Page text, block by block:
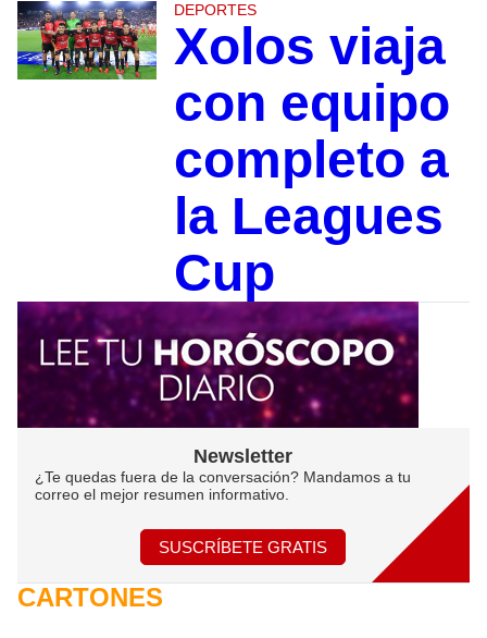
DEPORTES
Xolos viaja
con equipo
completo a
la Leagues
Cup
Newsletter
¿Te quedas fuera de la conversación? Mandamos a tu
correo el mejor resumen informativo.
SUSCRÍBETE GRATIS
CARTONES